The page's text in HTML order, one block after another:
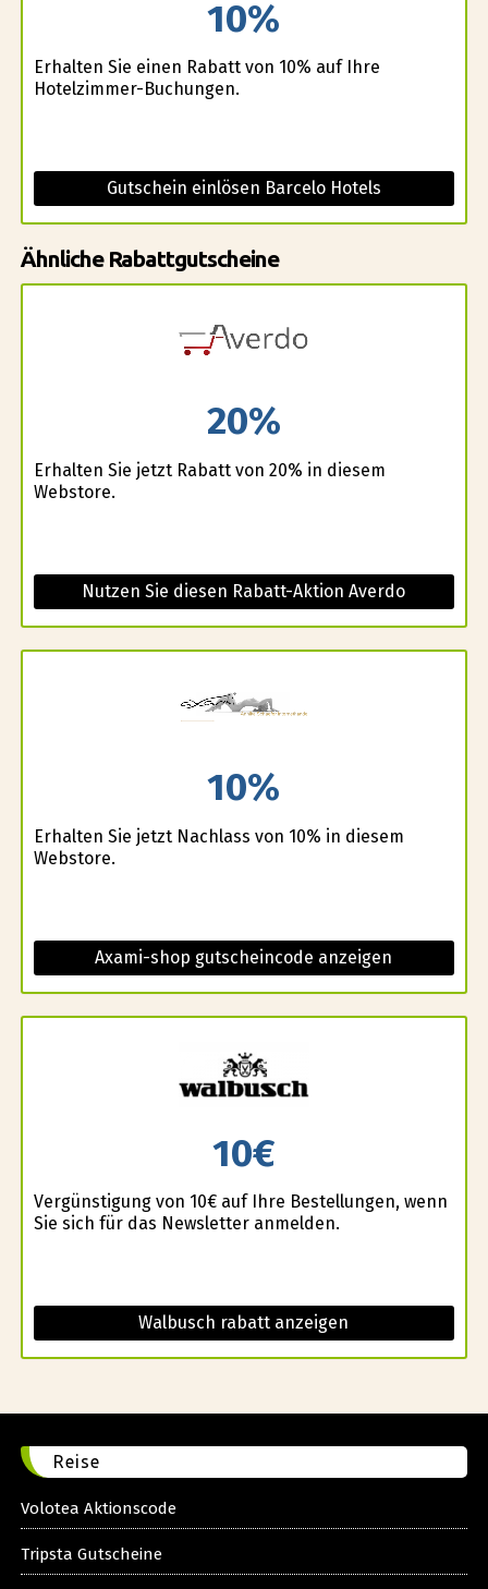
10%
Erhalten Sie einen Rabatt von 10% auf Ihre
Hotelzimmer-Buchungen.
Gutschein einlösen Barcelo Hotels
Ähnliche Rabattgutscheine
20%
Erhalten Sie jetzt Rabatt von 20% in diesem
Webstore.
Nutzen Sie diesen Rabatt-Aktion Averdo
10%
Erhalten Sie jetzt Nachlass von 10% in diesem
Webstore.
Axami-shop gutscheincode anzeigen
10€
Vergünstigung von 10€ auf Ihre Bestellungen, wenn
Sie sich für das Newsletter anmelden.
Walbusch rabatt anzeigen
Reise
Volotea Aktionscode
Tripsta Gutscheine